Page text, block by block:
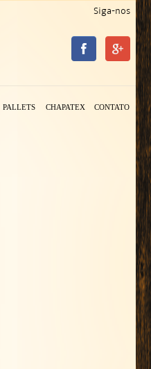
Siga-nos
PALLETS CHAPATEX CONTATO